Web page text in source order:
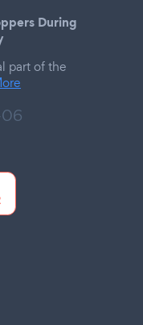
During
part of the